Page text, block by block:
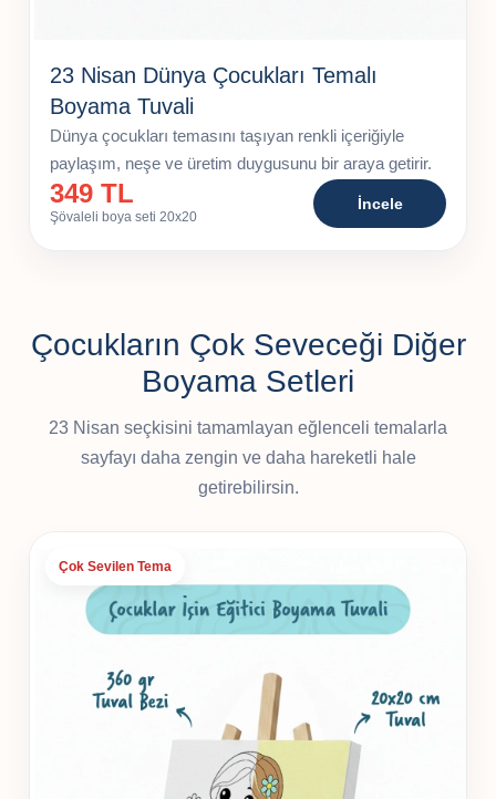
23 Nisan Dünya Çocukları Temalı
Boyama Tuvali
Dünya çocukları temasını taşıyan renkli içeriğiyle
paylaşım, neşe ve üretim duygusunu bir araya getirir.
349 TL
Şövaleli boya seti 20x20
İncele
Çocukların Çok Seveceği Diğer
Boyama Setleri
23 Nisan seçkisini tamamlayan eğlenceli temalarla
sayfayı daha zengin ve daha hareketli hale
getirebilirsin.
Çok Sevilen Tema